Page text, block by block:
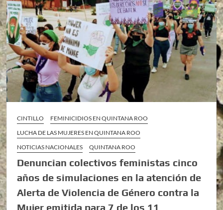
CINTILLO
FEMINICIDIOS EN QUINTANA ROO
LUCHA DE LAS MUJERES EN QUINTANA ROO
NOTICIAS NACIONALES
QUINTANA ROO
Denuncian colectivos feministas cinco
años de simulaciones en la atención de
Alerta de Violencia de Género contra la
Mujer emitida para 7 de los 11